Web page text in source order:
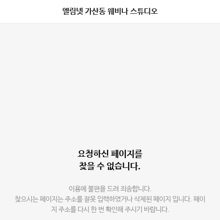
엘림넷 가산동 웨비나 스튜디오
요청하신 페이지를
찾을 수 없습니다.
이용에 불편을 드려 죄송합니다.
찾으시는 페이지는 주소를 잘못 입력하였거나 삭제된 페이지 입니다. 페이
지 주소를 다시 한 번 확인해 주시기 바랍니다.